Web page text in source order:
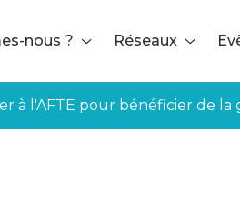
nous ?
Réseaux
à l'AFTE pour bénéficier de